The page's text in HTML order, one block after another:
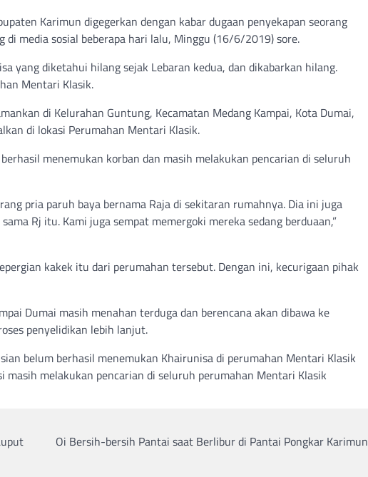
Karimun digegerkan dengan kabar dugaan penyekapan seorang
media sosial beberapa hari lalu, Minggu (16/6/2019) sore.
yang diketahui hilang sejak Lebaran kedua, dan dikabarkan hilang.
Mentari Klasik.
di Kelurahan Guntung, Kecamatan Medang Kampai, Kota Dumai,
di lokasi Perumahan Mentari Klasik.
menemukan korban dan masih melakukan pencarian di seluruh
pria paruh baya bernama Raja di sekitaran rumahnya. Dia ini juga
Rj itu. Kami juga sempat memergoki mereka sedang berduaan,”
kakek itu dari perumahan tersebut. Dengan ini, kecurigaan pihak
Dumai masih menahan terduga dan berencana akan dibawa ke
penyelidikan lebih lanjut.
belum berhasil menemukan Khairunisa di perumahan Mentari Klasik
masih melakukan pencarian di seluruh perumahan Mentari Klasik
Oi Bersih-bersih Pantai saat Berlibur di Pantai Pongkar Karimun